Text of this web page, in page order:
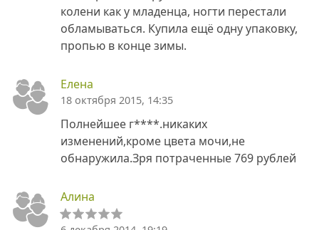
колени как у младенца, ногти перестали
обламываться. Купила ещё одну упаковку,
пропью в конце зимы.
Елена
18 октября 2015, 14:35
Полнейшее г****.никаких
изменений,кроме цвета мочи,не
обнаружила.Зря потраченные 769 рублей
Алина